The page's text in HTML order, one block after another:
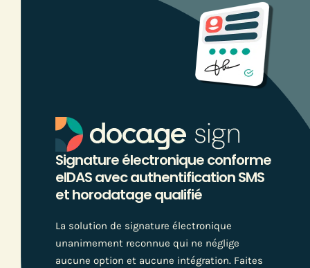
Signature électronique conforme
eIDAS avec authentification SMS
et horodatage qualifié
La solution de signature électronique
unanimement reconnue qui ne néglige
aucune option et aucune intégration. Faites